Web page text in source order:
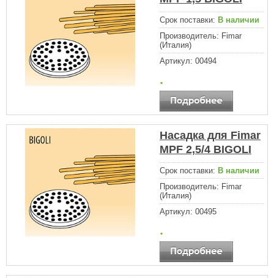
Срок поставки: В наличии
Производитель: Fimar
(Италия)
Артикул: 00494
.
Насадка для Fimar
MPF 2,5/4 BIGOLI
Срок поставки: В наличии
Производитель: Fimar
(Италия)
Артикул: 00495
.